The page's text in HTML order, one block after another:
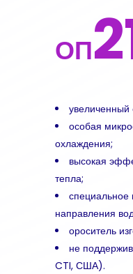
ОП
увеличенный
особая
охлаждения;
высокая
тепла;
специальное
направления
ороситель
не
CTI, США).